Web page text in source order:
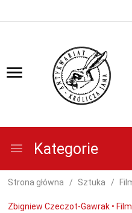
Kategorie
Strona główna Sztuka
Zbigniew Czeczot-Gawrak •